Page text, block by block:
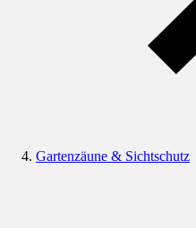
Gartenzäune & Sichtschutz